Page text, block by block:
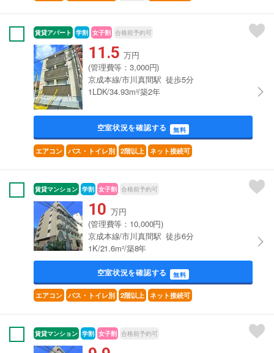
賃貸アパート 学割 女子割 合格前予約可
11.5 万円
(管理費等：3,000円)
京成本線/市川真間駅 徒歩5分
1LDK/34.93m²/築2年
空室状況を確認する 無料
エアコン バス・トイレ別 2階以上 ネット接続可
賃貸マンション 学割 女子割 合格前予約可
10 万円
(管理費等：10,000円)
京成本線/市川真間駅 徒歩6分
1K/21.6m²/築8年
空室状況を確認する 無料
エアコン バス・トイレ別 2階以上 ネット接続可
賃貸マンション 学割 女子割 合格前予約可